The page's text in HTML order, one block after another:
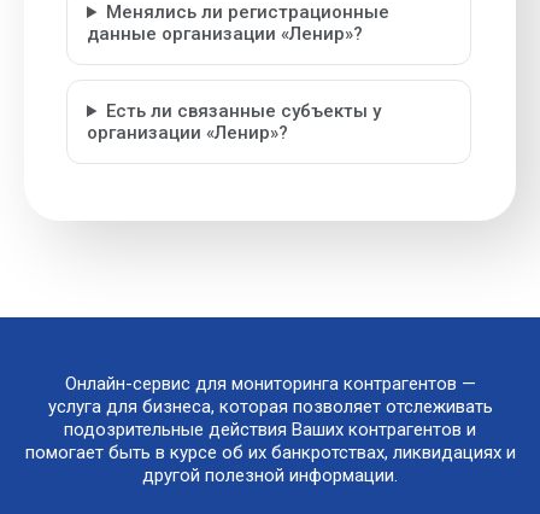
Менялись ли регистрационные
данные организации «Ленир»?
Есть ли связанные субъекты у
организации «Ленир»?
Онлайн-сервис для мониторинга контрагентов —
услуга для бизнеса, которая позволяет отслеживать
подозрительные действия Ваших контрагентов и
помогает быть в курсе об их банкротствах, ликвидациях и
другой полезной информации.